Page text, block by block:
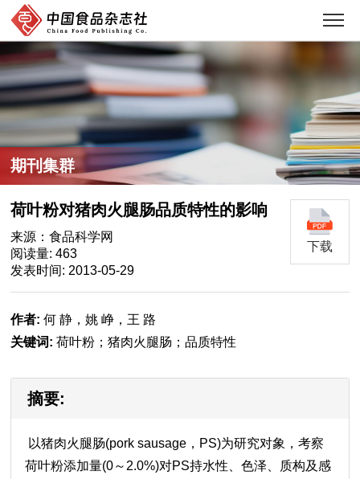
期刊集群
荷叶粉对猪肉火腿肠品质特性的影响
来源：食品科学网
阅读量: 463
发表时间: 2013-05-29
下载
作者:何 静，姚 峥，王 路
关键词: 荷叶粉；猪肉火腿肠；品质特性
摘要:
以猪肉火腿肠(pork sausage，PS)为研究对象，考察
荷叶粉添加量(0～2.0%)对PS持水性、色泽、质构及感